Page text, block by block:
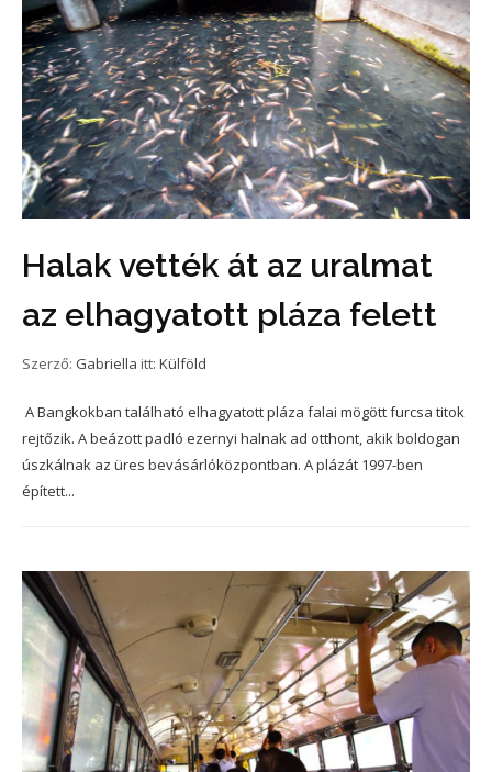
Halak vették át az uralmat
az elhagyatott pláza felett
Szerző: Gabriella itt: Külföld
A Bangkokban található elhagyatott pláza falai mögött furcsa titok
rejtőzik. A beázott padló ezernyi halnak ad otthont, akik boldogan
úszkálnak az üres bevásárlóközpontban. A plázát 1997-ben
épített...